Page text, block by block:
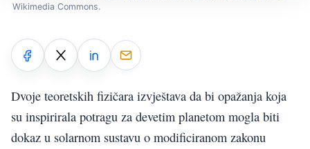
Wikimedia Commons.
Dvoje teoretskih fizičara izvještava da bi opažanja koja
su inspirirala potragu za devetim planetom mogla biti
dokaz u solarnom sustavu o modificiranom zakonu